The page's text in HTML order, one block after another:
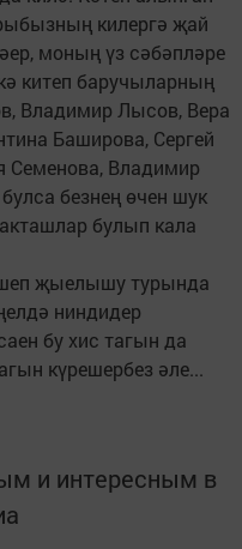
килергә җай
моның үз сәбәпләре
китеп баручыларның
Владимир Лысов, Вера
Баширова, Сергей
Семенова, Владимир
безнең өчен шук
булып кала
җыелышу турында
ниндидер
бу хис тагын да
күрешербез әле...
и интересным в